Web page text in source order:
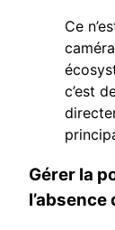
Ce
c’est
Gérer la
l’absence